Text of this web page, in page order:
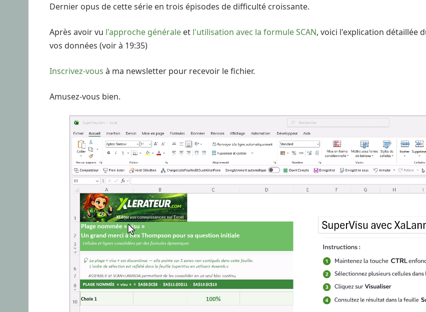
Dernier opus de cette série en trois épisodes de difficulté croissante.
Après avoir vu l'approche générale et l'utilisation avec la formule SCAN, voici l'explication détaillée
vos données (voir à 19:35)
Inscrivez-vous à ma newsletter pour recevoir le fichier.
Amusez-vous bien.